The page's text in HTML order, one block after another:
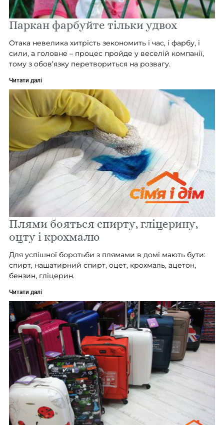
Паркан фарбуйте тільки удвох
Отака невелика хитрість зекономить і час, і фарбу, і
сили, а головне – процес пройде у веселій компанії,
тому з обов’язку перетвориться на розвагу.
Читати далі
Плями бояться спирту, гліцерину,
оцту і крохмалю
Для успішної боротьби з плямами в домі мають бути:
спирт, нашатирний спирт, оцет, крохмаль, ацетон,
бензин, гліцерин.
Читати далі